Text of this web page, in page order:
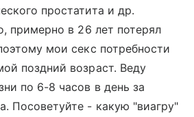
простатита и др.
примерно в 26 лет потерял
мои секс потребности
поздний возраст. Веду
по 6-8 часов в день за
Посоветуйте - какую "виагру"